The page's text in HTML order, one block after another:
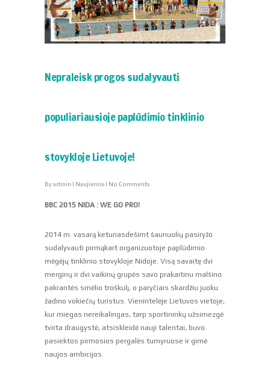
Nepraleisk progos sudalyvauti
populiariausioje paplūdimio tinklinio
stovykloje Lietuvoje!
Byadmin | Naujienos | No Comments
BBC 2015 NIDA : WE GO PRO!
2014 m. vasarą keturiasdešimt šaunuolių pasiryžo
sudalyvauti pirmąkart organizuotoje paplūdimio
mėgėjų tinklinio stovykloje Nidoje. Visą savaitę dvi
merginų ir dvi vaikinų grupės savo prakaitinu malšino
pakrantės smėlio troškulį, o paryčiais skardžiu juoku
žadino vokiečių turistus. Vienintelėje Lietuvos vietoje,
kur miegas nereikalingas, tarp sportininkų užsimezgė
tvirta draugystė, atsiskleidė nauji talentai, buvo
pasiektos pirmosios pergalės turnyruose ir gimė
naujos ambicijos.